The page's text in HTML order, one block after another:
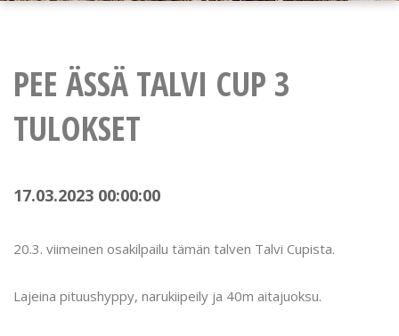
PEE ÄSSÄ TALVI CUP 3
TULOKSET
17.03.2023 00:00:00
20.3. viimeinen osakilpailu tämän talven Talvi Cupista.
Lajeina pituushyppy, narukiipeily ja 40m aitajuoksu.